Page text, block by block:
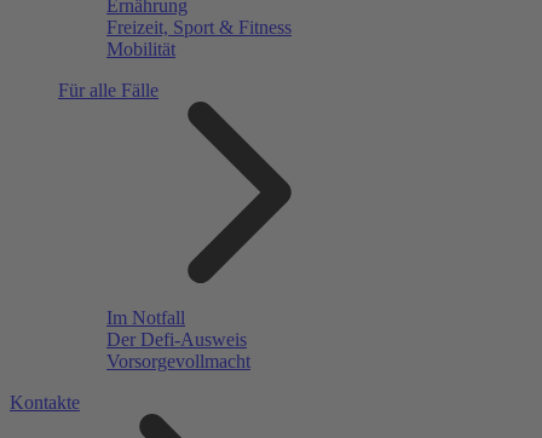
Ernährung
Freizeit, Sport & Fitness
Mobilität
Für alle Fälle
Im Notfall
Der Defi-Ausweis
Vorsorgevollmacht
Kontakte